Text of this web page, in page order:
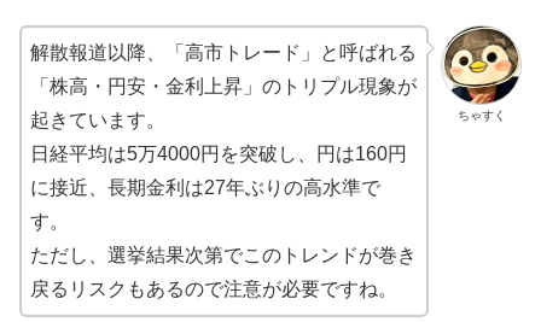
ちゃすく
解散報道以降、「高市トレード」と呼ばれる
「株高・円安・金利上昇」のトリプル現象が
起きています。
日経平均は5万4000円を突破し、円は160円
に接近、長期金利は27年ぶりの高水準で
す。
ただし、選挙結果次第でこのトレンドが巻き
戻るリスクもあるので注意が必要ですね。